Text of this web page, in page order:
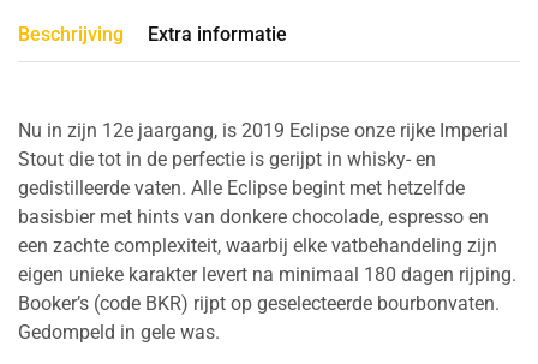
Beschrijving Extra informatie
Nu in zijn 12e jaargang, is 2019 Eclipse onze rijke Imperial
Stout die tot in de perfectie is gerijpt in whisky- en
gedistilleerde vaten. Alle Eclipse begint met hetzelfde
basisbier met hints van donkere chocolade, espresso en
een zachte complexiteit, waarbij elke vatbehandeling zijn
eigen unieke karakter levert na minimaal 180 dagen rijping.
Booker’s (code BKR) rijpt op geselecteerde bourbonvaten.
Gedompeld in gele was.